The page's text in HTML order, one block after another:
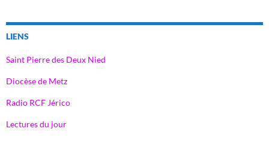
LIENS
Saint Pierre des Deux Nied
Diocèse de Metz
Radio RCF Jérico
Lectures du jour